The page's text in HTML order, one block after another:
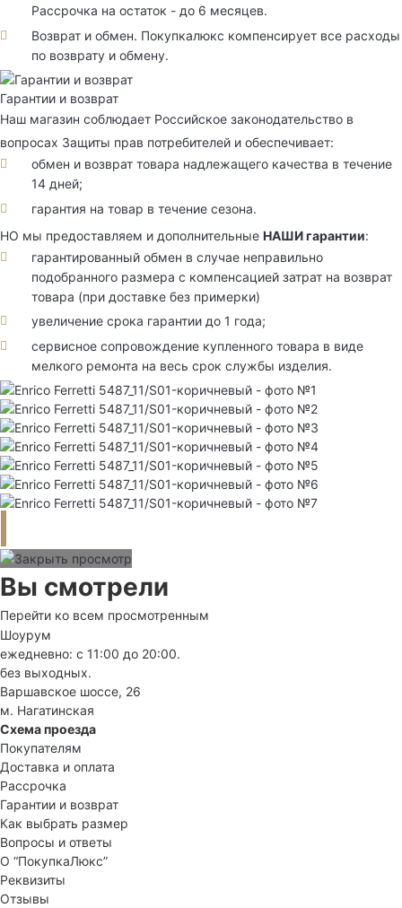
Рассрочка на остаток - до 6 месяцев.
Возврат и обмен. Покупкалюкс компенсирует все расходы
по возврату и обмену.
Гарантии и возврат
Наш магазин соблюдает Российское законодательство в
вопросах Защиты прав потребителей и обеспечивает:
обмен и возврат товара надлежащего качества в течение
14 дней;
гарантия на товар в течение сезона.
НО мы предоставляем и дополнительные НАШИ гарантии:
гарантированный обмен в случае неправильно
подобранного размера с компенсацией затрат на возврат
товара (при доставке без примерки)
увеличение срока гарантии до 1 года;
сервисное сопровождение купленного товара в виде
мелкого ремонта на весь срок службы изделия.
Вы смотрели
Перейти ко всем просмотренным
Шоурум
ежедневно: с 11:00 до 20:00.
без выходных.
Варшавское шоссе, 26
м. Нагатинская
Схема проезда
Покупателям
Доставка и оплата
Рассрочка
Гарантии и возврат
Как выбрать размер
Вопросы и ответы
О “ПокупкаЛюкс”
Реквизиты
Отзывы